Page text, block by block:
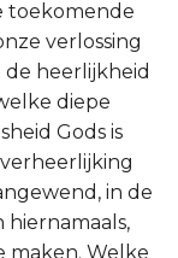
toekomende
verlossing
heerlijkheid
diepe
Gods is
in de
maken. Welke